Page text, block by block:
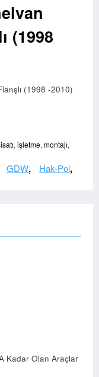
(1998
(1998 -2010)
, işletme, montajı,
GDW, Hak-Pol,
Kadar Olan Araçlar